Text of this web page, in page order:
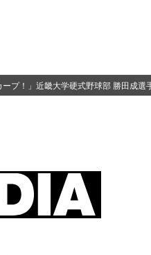
プ！」近畿大学硬式野球部 勝田成選